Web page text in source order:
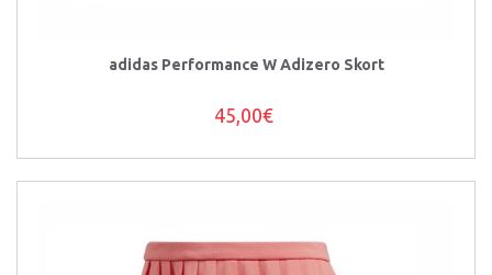
adidas Performance W Adizero Skort
45,00€